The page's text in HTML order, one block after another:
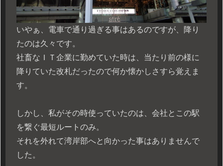
いやぁ、電車で通り過ぎる事はあるのですが、降り
たのは久々です。
社畜なＩＴ企業に勤めていた時は、当たり前の様に
降りていた改札だったので何か懐かしさすら覚えま
す。
しかし、私がその時使っていたのは、会社とこの駅
を繋ぐ最短ルートのみ。
それを外れて湾岸部へと向かった事はありませんで
した。